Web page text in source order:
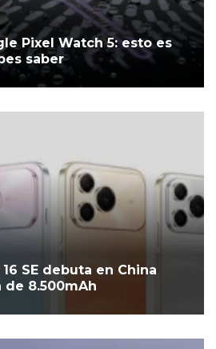
Pixel Watch 5: esto es
saber
SE debuta en China
de 8.500mAh